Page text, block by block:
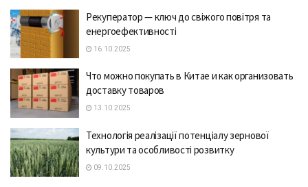
Рекуператор — ключ до свіжого повітря та
енергоефективності
16.10.2025
Что можно покупать в Китае и как организовать
доставку товаров
13.10.2025
Технологія реалізації потенціалу зернової
культури та особливості розвитку
09.10.2025